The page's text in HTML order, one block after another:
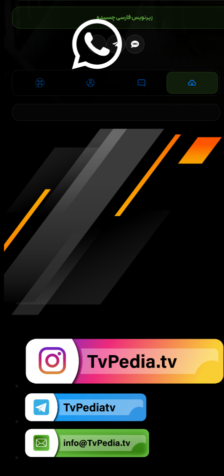
زیرنویس فارسی چسبیده